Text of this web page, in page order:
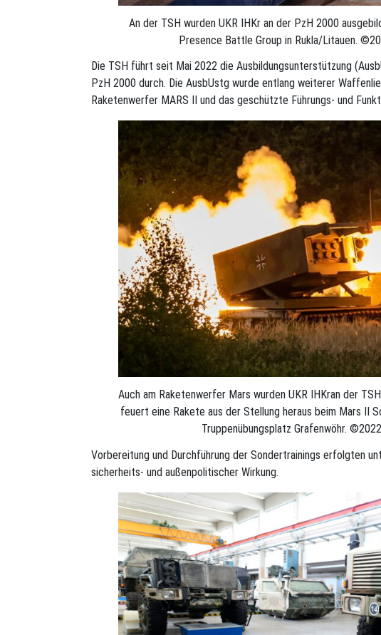
An der TSH wurden UKR IHKr an der PzH 2000
Presence Battle Group in Rukla/Litauen.
Die TSH führt seit Mai 2022 die Ausbildungsunterstützung
PzH 2000 durch. Die AusbUstg wurde entlang weiterer
Raketenwerfer MARS II und das geschützte Führungs- und
Auch am Raketenwerfer Mars wurden UKR IHKran der
feuert eine Rakete aus der Stellung heraus beim Mars II
Truppenübungsplatz Grafenwöhr.
Vorbereitung und Durchführung der Sondertrainings erfolgten
sicherheits- und außenpolitischer Wirkung.